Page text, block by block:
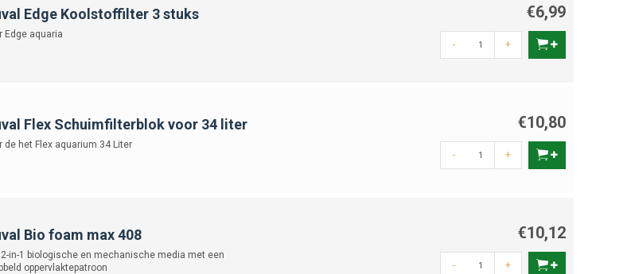
Edge Koolstoffilter 3 stuks
Edge aquaria
€6,99
- +
Flex Schuimfilterblok voor 34 liter
de het Flex aquarium 34 Liter
€10,80
- +
Bio foam max 408
2-in-1 biologische en mechanische media met een
oppervlaktepatroon
€10,12
- +